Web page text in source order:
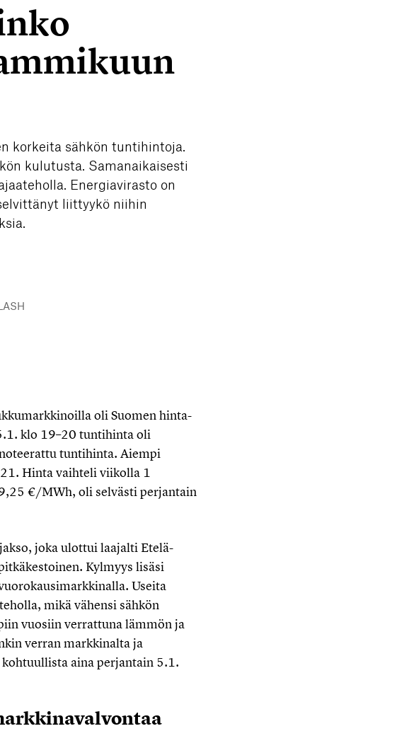
korkeita sähkön tuntihintoja.
kulutusta. Samanaikaisesti
Energiavirasto on
liittyykö niihin
oli Suomen hinta-
klo 19–20 tuntihinta oli
tuntihinta. Aiempi
Hinta vaihteli viikolla 1
€/MWh, oli selvästi perjantain
joka ulottui laajalti Etelä-
Kylmyys lisäsi
Useita
mikä vähensi sähkön
vuosiin verrattuna lämmön ja
verran markkinalta ja
aina perjantain 5.1.